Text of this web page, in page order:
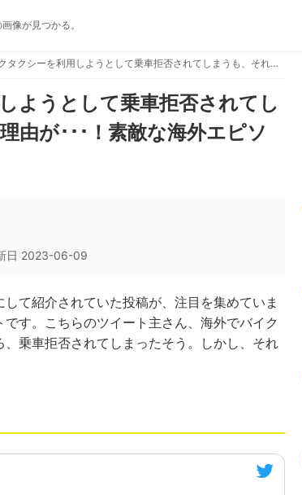
像が見つかる。
バイクタクシーを利用しようとして乗車拒否されてしまうも、それにはある理由が･･･！素敵な海外エピソード！
ようとして乗車拒否されてし
由が･･･！素敵な海外エピソ
日 2023-06-09
て紹介されていた投稿が、注目を集めていま
す。こちらのツイート主さん、海外でバイク
乗車拒否されてしまったそう。しかし、それ